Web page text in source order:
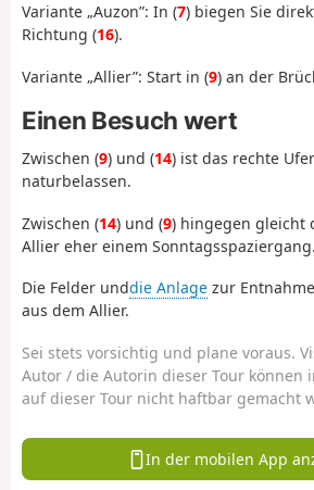
Variante „Auzon”: In (7) biegen Sie
Richtung (16).
Variante „Allier”: Start in (9) an der
Einen Besuch wert
Zwischen (9) und (14) ist das rechte
naturbelassen.
Zwischen (14) und (9) hingegen gleicht
Allier eher einem Sonntagsspaziergang.
Die Felder unddie Anlage zur
aus dem Allier.
Sei stets vorsichtig und plane voraus.
Autor / die Autorin dieser Tour können
auf dieser Tour nicht haftbar gemacht
In der mobilen App